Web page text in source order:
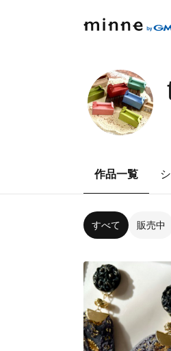
作品一覧
すべて 販売中